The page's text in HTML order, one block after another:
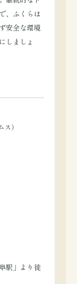
、ふくらは
安全な環境
しましょ
）
駅」より徒